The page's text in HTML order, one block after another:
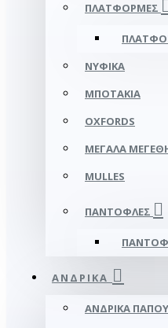
ΠΛΑΤΦΌΡΜΕΣ
ΝΥΦΙΚΆ
ΜΠΟΤΆΚΙΑ
OXFORDS
ΜΕΓΆΛΑ
MULLES
ΠΑΝΤΌΦΛΕΣ
ΑΝΔΡΙΚΆ
ΑΝΔΡΙΚΆ